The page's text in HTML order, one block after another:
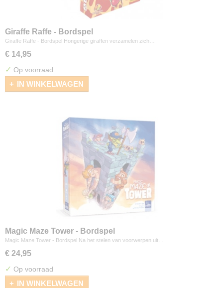
Giraffe Raffe - Bordspel
Giraffe Raffe - Bordspel Hongerige giraffen verzamelen zich…
€ 14,95
✓ Op voorraad
IN WINKELWAGEN
Magic Maze Tower - Bordspel
Magic Maze Tower - Bordspel Na het stelen van voorwerpen uit…
€ 24,95
✓ Op voorraad
IN WINKELWAGEN